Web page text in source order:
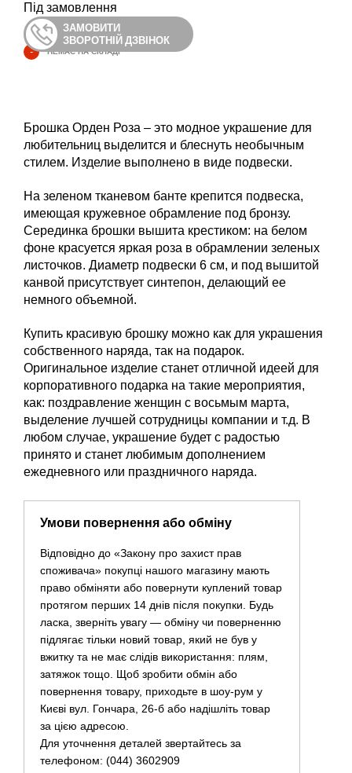
Під замовлення
ЗАМОВИТИ
ЗВОРОТНІЙ ДЗВІНОК
- НЕМАЄ НА СКЛАДІ
Брошка Орден Роза – это модное украшение для
любительниц выделится и блеснуть необычным
стилем. Изделие выполнено в виде подвески.
На зеленом тканевом банте крепится подвеска,
имеющая кружевное обрамление под бронзу.
Серединка брошки вышита крестиком: на белом
фоне красуется яркая роза в обрамлении зеленых
листочков. Диаметр подвески 6 см, и под вышитой
канвой присутствует синтепон, делающий ее
немного объемной.
Купить красивую брошку можно как для украшения
собственного наряда, так на подарок.
Оригинальное изделие станет отличной идеей для
корпоративного подарка на такие мероприятия,
как: поздравление женщин с восьмым марта,
выделение лучшей сотрудницы компании и т.д. В
любом случае, украшение будет с радостью
принято и станет любимым дополнением
ежедневного или праздничного наряда.
Умови повернення або обміну
Відповідно до «Закону про захист прав
споживача» покупці нашого магазину мають
право обміняти або повернути куплений товар
протягом перших 14 днів після покупки. Будь
ласка, зверніть увагу — обміну чи поверненню
підлягає тільки новий товар, який не був у
вжитку та не має слідів використання: плям,
затяжок тощо. Щоб зробити обмін або
повернення товару, приходьте в шоу-рум у
Києві вул. Гончара, 26-б або надішліть товар
за цією адресою.
Для уточнення деталей звертайтесь за
телефоном: (044) 3602909